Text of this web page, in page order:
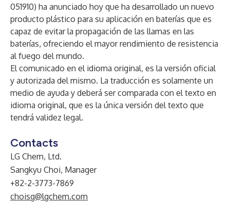
051910) ha anunciado hoy que ha desarrollado un nuevo
producto plástico para su aplicación en baterías que es
capaz de evitar la propagación de las llamas en las
baterías, ofreciendo el mayor rendimiento de resistencia
al fuego del mundo.
El comunicado en el idioma original, es la versión oficial
y autorizada del mismo. La traducción es solamente un
medio de ayuda y deberá ser comparada con el texto en
idioma original, que es la única versión del texto que
tendrá validez legal.
Contacts
LG Chem, Ltd.
Sangkyu Choi, Manager
+82-2-3773-7869
choisg@lgchem.com